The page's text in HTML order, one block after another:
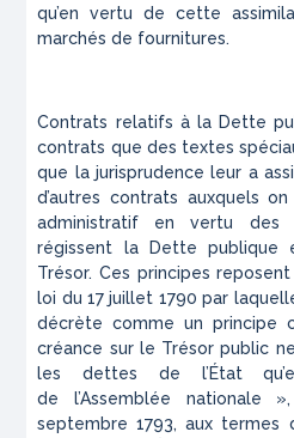
qu’en vertu de cette
marchés de fournitures.
Contrats relatifs à la Dette
contrats que des textes
que la jurisprudence leur a
d’autres contrats auxquels on
administratif en vertu des
régissent la Dette publique
Trésor. Ces principes reposent
loi du 17 juillet 1790 par
décrète comme un principe
créance sur le Trésor public
les dettes de l’État
de
l’Assemblée
septembre 1793, aux termes